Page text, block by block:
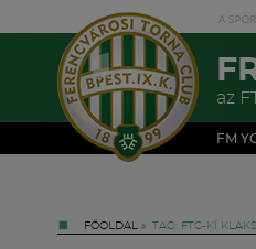
az
FM
FŐOLDAL » TAG: FTC-KÍ